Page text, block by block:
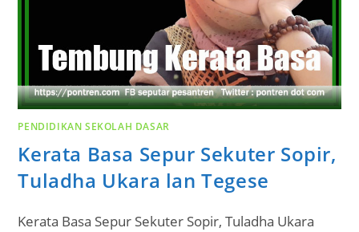
PENDIDIKAN SEKOLAH DASAR
Kerata Basa Sepur Sekuter Sopir,
Tuladha Ukara lan Tegese
Kerata Basa Sepur Sekuter Sopir, Tuladha Ukara